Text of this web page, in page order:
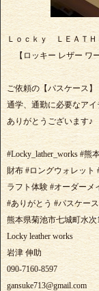
Ｌｏｃｋｙ ＬＥＡＴ
【ロッキー レザー ワー
ご依頼の【パスケース】
通学、通勤に必要なア
ありがとうございます♪
#Locky_lather_works #熊
財布 #ロングウォレット
ラフト体験 #オーダーメ
#ありがとう #パスケー
熊本県菊池市七城町水次
Locky leather works
岩津 伸助
090-7160-8597
gansuke713@gmail.com